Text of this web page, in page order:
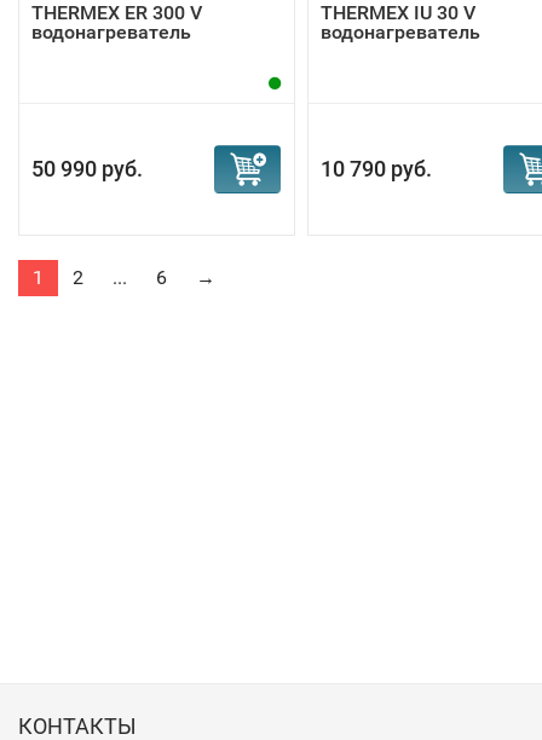
THERMEX ER 300 V
водонагреватель
50 990 руб.
THERMEX IU 30 V
водонагреватель
10 790 руб.
1 2 ... 6 →
КОНТАКТЫ